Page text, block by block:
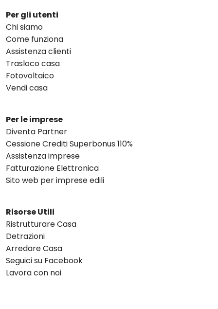
Per gli utenti
Chi siamo
Come funziona
Assistenza clienti
Trasloco casa
Fotovoltaico
Vendi casa
Per le imprese
Diventa Partner
Cessione Crediti Superbonus 110%
Assistenza imprese
Fatturazione Elettronica
Sito web per imprese edili
Risorse Utili
Ristrutturare Casa
Detrazioni
Arredare Casa
Seguici su Facebook
Lavora con noi